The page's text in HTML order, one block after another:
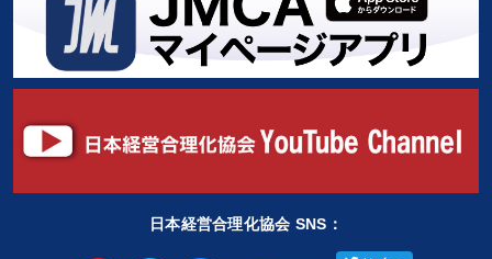
成功哲学
※「更新」を押すと「タグ・キーワード」を更新いただけます。
日本経営合理化協会 SNS：